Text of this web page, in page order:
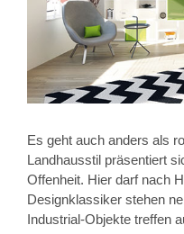
Es geht auch anders als
Landhausstil präsentiert
Offenheit. Hier darf nach
Designklassiker stehen
Industrial-Objekte treffen